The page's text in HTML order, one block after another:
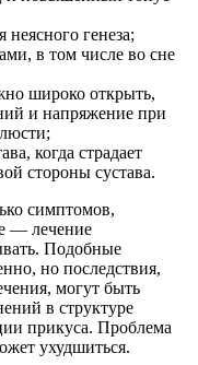
генеза;
в том числе во сне
широко открыть,
и напряжение при
когда страдает
стороны сустава.
симптомов,
— лечение
Подобные
но последствия,
могут быть
в структуре
прикуса. Проблема
ухудшиться.